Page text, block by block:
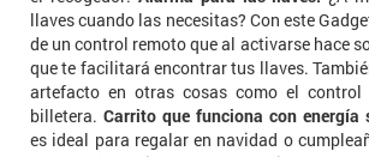
llaves cuando las necesitas? Con este
de un control remoto que al activarse hace
que te facilitará encontrar tus llaves.
artefacto en otras cosas como el
billetera. Carrito que funciona con energía
es ideal para regalar en navidad o